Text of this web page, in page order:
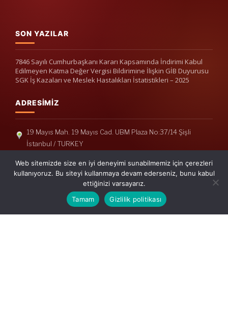
SON YAZILAR
7846 Sayılı Cumhurbaşkanı Kararı Kapsamında İndirimi Kabul
Edilmeyen Katma Değer Vergisi Bildirimine İlişkin GİB Duyurusu
SGK İş Kazaları ve Meslek Hastalıkları İstatistikleri – 2025
ADRESIMIZ
19 Mayıs Mah. 19 Mayıs Cad. UBM Plaza No:37/14 Şişli
İstanbul / TURKEY
Telefon: +90(212) 240 33 39
Telefon: +90(212) 248 19 36
info@erisymm.com
Web sitemizde size en iyi deneyimi sunabilmemiz için çerezleri
kullanıyoruz. Bu siteyi kullanmaya devam ederseniz, bunu kabul
ettiğinizi varsayarız.
Tamam
Gizlilik politikası